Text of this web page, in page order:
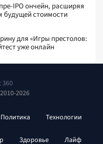
IPO ончейн, расширяя
будущей стоимости
для «Игры престолов:
уже онлайн
2026
Политика Технологии
Здоровье Лайф